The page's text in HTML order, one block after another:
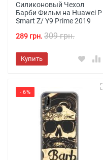
Силиконовый Чехол
Барби Фильм на Huawei P
Smart Z/ Y9 Prime 2019
289 грн. 309 грн.
Купить
- 6%